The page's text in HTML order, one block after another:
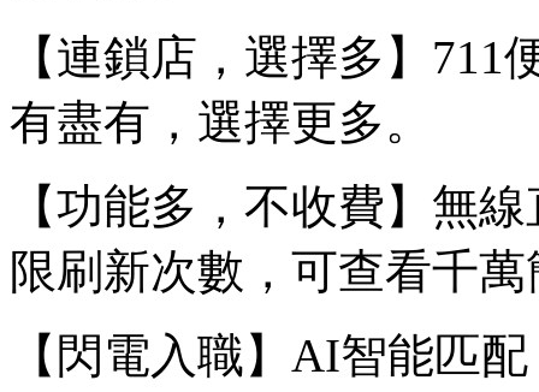
【連鎖店，選擇多】
有盡有，選擇更多。
【功能多，不收費】無
限刷新次數，可查看千
【閃電入職】AI智能匹